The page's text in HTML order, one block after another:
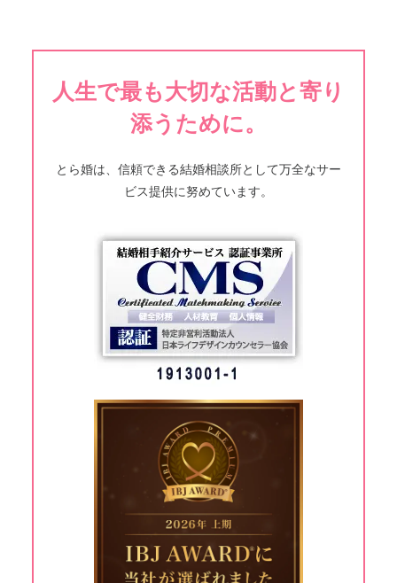
人生で最も大切な活動と寄り
添うために。
とら婚は、信頼できる結婚相談所として万全なサー
ビス提供に努めています。